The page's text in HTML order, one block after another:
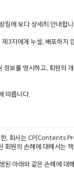
침에 보다 상세히 안내합니
자에게 누설, 배포하지
보를 명시하고, 회원의
따릅니다.
, 회사는 CP(Contents
원의 손해에 대해서는
아래와 같은 손해에 대